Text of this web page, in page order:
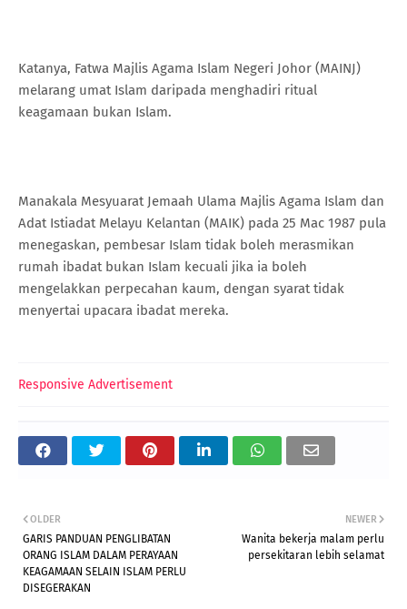
Katanya, Fatwa Majlis Agama Islam Negeri Johor (MAINJ)
melarang umat Islam daripada menghadiri ritual
keagamaan bukan Islam.
Manakala Mesyuarat Jemaah Ulama Majlis Agama Islam dan
Adat Istiadat Melayu Kelantan (MAIK) pada 25 Mac 1987 pula
menegaskan, pembesar Islam tidak boleh merasmikan
rumah ibadat bukan Islam kecuali jika ia boleh
mengelakkan perpecahan kaum, dengan syarat tidak
menyertai upacara ibadat mereka.
Responsive Advertisement
NEWER
Wanita bekerja malam perlu
persekitaran lebih selamat
OLDER
GARIS PANDUAN PENGLIBATAN
ORANG ISLAM DALAM PERAYAAN
KEAGAMAAN SELAIN ISLAM PERLU
DISEGERAKAN